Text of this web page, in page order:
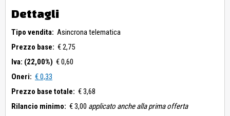
Dettagli
Tipo vendita: Asincrona telematica
Prezzo base: € 2,75
Iva: (22,00%) € 0,60
Oneri: € 0,33
Prezzo base totale: € 3,68
Rilancio minimo: € 3,00 applicato anche alla prima offerta